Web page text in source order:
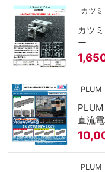
カツミ
カツ
ー
PLUM
直流
PLUM